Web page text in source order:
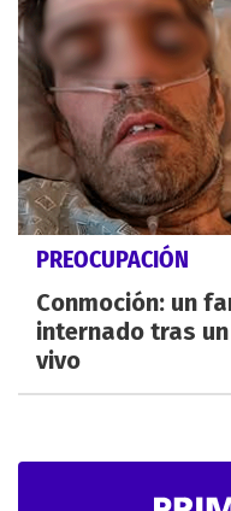
PREOCUPACIÓN
Conmoción: un
internado tras
vivo